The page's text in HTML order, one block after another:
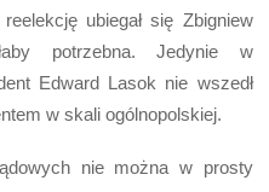
ubiegał się Zbigniew
potrzebna. Jedynie w
Edward Lasok nie wszedł
w skali ogólnopolskiej.
nie można w prosty